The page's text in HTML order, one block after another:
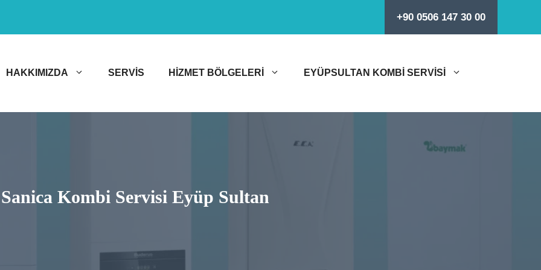
+90 0506 147 30 00
HAKKIMIZDA SERVIS HIZMET BÖLGELERI EYÜPSULTAN KOMBI SERVISI
Sanica Kombi Servisi Eyüp Sultan